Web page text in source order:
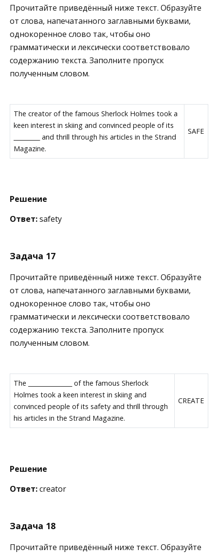
Прочитайте приведённый ниже текст. Образуйте
от слова, напечатанного заглавными буквами,
однокоренное слово так, чтобы оно
грамматически и лексически соответствовало
содержанию текста. Заполните пропуск
полученным словом.
The creator of the famous Sherlock Holmes took a
keen interest in skiing and convinced people of its
_________ and thrill through his articles in the Strand
Magazine.
SAFE
Решение
Ответ:safety
Задача 17
Прочитайте приведённый ниже текст. Образуйте
от слова, напечатанного заглавными буквами,
однокоренное слово так, чтобы оно
грамматически и лексически соответствовало
содержанию текста. Заполните пропуск
полученным словом.
The _______________ of the famous Sherlock
Holmes took a keen interest in skiing and
convinced people of its safety and thrill through
his articles in the Strand Magazine.
CREATE
Решение
Ответ:creator
Задача 18
Прочитайте приведённый ниже текст. Образуйте